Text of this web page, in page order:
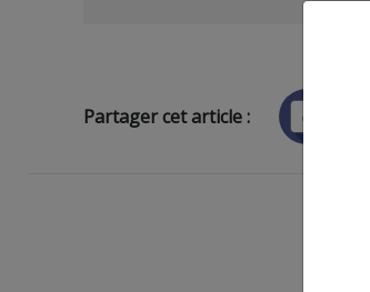
Partager cet article :